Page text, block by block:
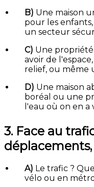
B) Une maison
pour les
un secteur
C) Une
avoir de
relief, ou même
D) Une maison
boréal ou une
l'eau où on en
3. Face au
A) Le trafic ?
vélo ou en